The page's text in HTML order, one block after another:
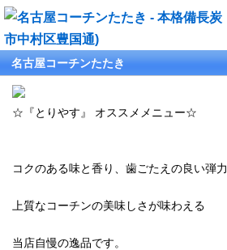
名古屋コーチンたたき
☆『とりやす』 オススメメニュー☆
コクのある味と香り、歯ごたえの良い弾力
上質なコーチンの美味しさが味わえる
当店自慢の逸品です。